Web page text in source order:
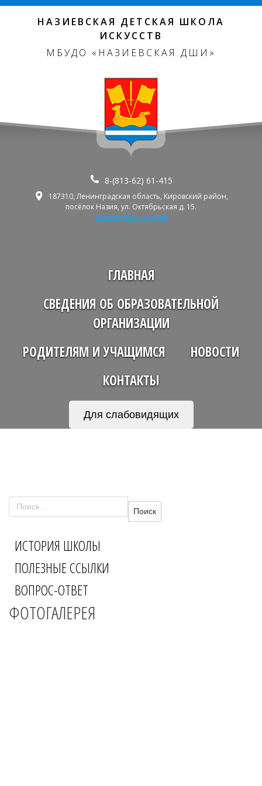
НАЗИЕВСКАЯ ДЕТСКАЯ ШКОЛА
ИСКУССТВ
МБУДО «НАЗИЕВСКАЯ ДШИ»
8-(813-62) 61-415
187310, Ленинградская область, Кировский район,
посёлок Назия, ул. Октябрьская д. 15.
Посмотреть на карте
ГЛАВНАЯ
СВЕДЕНИЯ ОБ ОБРАЗОВАТЕЛЬНОЙ
ОРГАНИЗАЦИИ
РОДИТЕЛЯМ И УЧАЩИМСЯ
НОВОСТИ
КОНТАКТЫ
Для слабовидящих
Найти:
ИСТОРИЯ ШКОЛЫ
ПОЛЕЗНЫЕ ССЫЛКИ
ВОПРОС-ОТВЕТ
ФОТОГАЛЕРЕЯ